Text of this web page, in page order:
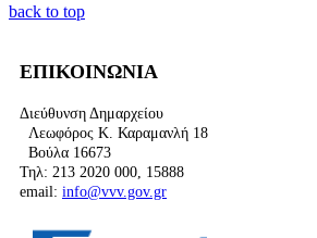
back to top
ΕΠΙΚΟΙΝΩΝΙΑ
Διεύθυνση Δημαρχείου
Λεωφόρος Κ. Καραμανλή 18
Βούλα 16673
Τηλ: 213 2020 000, 15888
email: info@vvv.gov.gr